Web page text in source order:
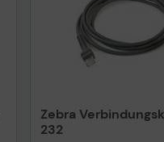
Zebra
232